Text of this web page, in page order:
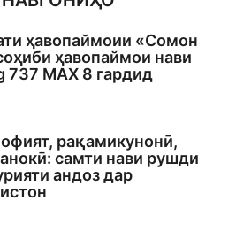
ҳавопаймоии «Сомон
ҳавопаймои нави
737 MAX 8 гардид
рақамикунонӣ,
самти нави рушди
андоз дар